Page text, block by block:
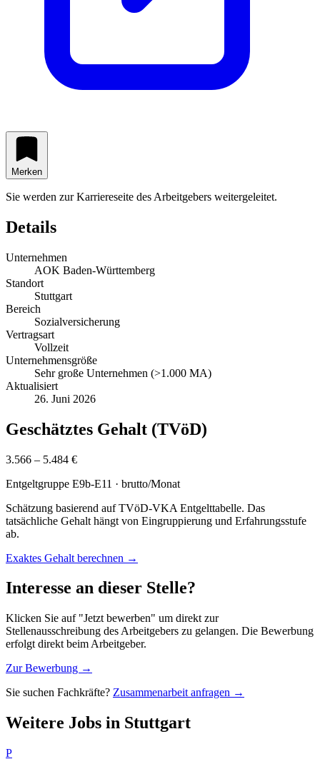
Merken
Sie werden zur Karriereseite des Arbeitgebers weitergeleitet.
Details
Unternehmen
AOK Baden-Württemberg
Standort
Stuttgart
Bereich
Sozialversicherung
Vertragsart
Vollzeit
Unternehmensgröße
Sehr große Unternehmen (>1.000 MA)
Aktualisiert
26. Juni 2026
Geschätztes Gehalt (TVöD)
3.566 – 5.484 €
Entgeltgruppe E9b-E11 · brutto/Monat
Schätzung basierend auf TVöD-VKA Entgelttabelle. Das
tatsächliche Gehalt hängt von Eingruppierung und Erfahrungsstufe
ab.
Exaktes Gehalt berechnen →
Interesse an dieser Stelle?
Klicken Sie auf "Jetzt bewerben" um direkt zur
Stellenausschreibung des Arbeitgebers zu gelangen. Die Bewerbung
erfolgt direkt beim Arbeitgeber.
Zur Bewerbung →
Sie suchen Fachkräfte? Zusammenarbeit anfragen →
Weitere Jobs in Stuttgart
P